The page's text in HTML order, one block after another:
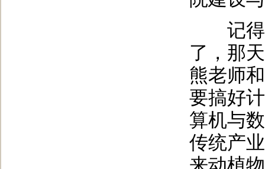
记得
了，那
熊老师
要搞好
算机与
传统产